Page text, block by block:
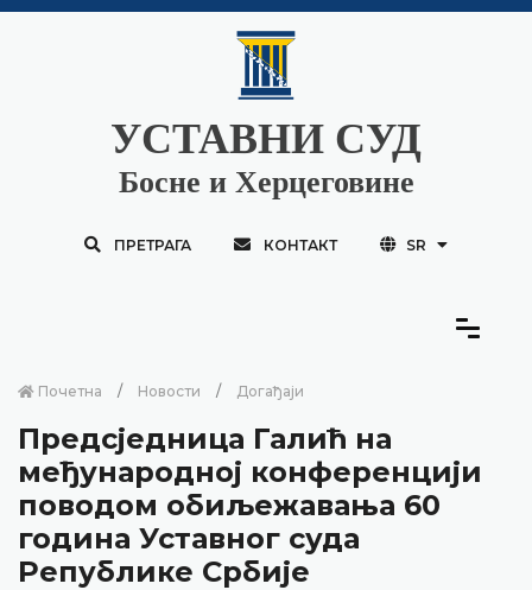
УСТАВНИ СУД
Босне и Херцеговине
ПРЕТРАГА КОНТАКТ SR
Почетна Новости Догађаји
Предсједница Галић на
међународној конференцији
поводом обиљежавања 60
година Уставног суда
Републике Србије